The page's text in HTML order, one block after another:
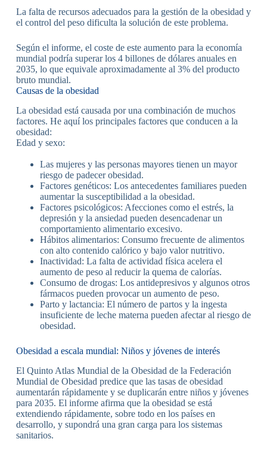
La falta de recursos adecuados para la gestión de la obesidad y
el control del peso dificulta la solución de este problema.
Según el informe, el coste de este aumento para la economía
mundial podría superar los 4 billones de dólares anuales en
2035, lo que equivale aproximadamente al 3% del producto
bruto mundial.
Causas de la obesidad
La obesidad está causada por una combinación de muchos
factores. He aquí los principales factores que conducen a la
obesidad:
Edad y sexo:
Las mujeres y las personas mayores tienen un mayor
riesgo de padecer obesidad.
Factores genéticos: Los antecedentes familiares pueden
aumentar la susceptibilidad a la obesidad.
Factores psicológicos: Afecciones como el estrés, la
depresión y la ansiedad pueden desencadenar un
comportamiento alimentario excesivo.
Hábitos alimentarios: Consumo frecuente de alimentos
con alto contenido calórico y bajo valor nutritivo.
Inactividad: La falta de actividad física acelera el
aumento de peso al reducir la quema de calorías.
Consumo de drogas: Los antidepresivos y algunos otros
fármacos pueden provocar un aumento de peso.
Parto y lactancia: El número de partos y la ingesta
insuficiente de leche materna pueden afectar al riesgo de
obesidad.
Obesidad a escala mundial: Niños y jóvenes de interés
El Quinto Atlas Mundial de la Obesidad de la Federación
Mundial de Obesidad predice que las tasas de obesidad
aumentarán rápidamente y se duplicarán entre niños y jóvenes
para 2035. El informe afirma que la obesidad se está
extendiendo rápidamente, sobre todo en los países en
desarrollo, y supondrá una gran carga para los sistemas
sanitarios.